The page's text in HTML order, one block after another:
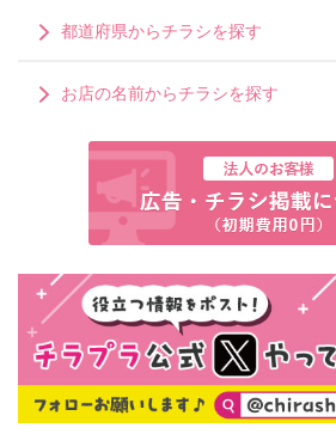
都道府県からチラシを探す
お店の名前からチラシを探す